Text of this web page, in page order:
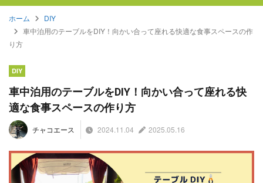
ホーム
DIY
車中泊用のテーブルをDIY！向かい合って座れる快適な食事スペースの作
り方
DIY
車中泊用のテーブルをDIY！向かい合って座れる快
適な食事スペースの作り方
チャコエース 2024.11.04 2025.05.16